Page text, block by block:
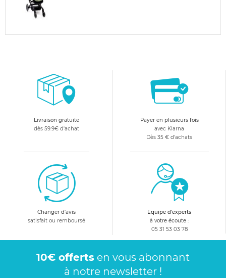
Livraison gratuite
dès 59.9€ d'achat
Payer en plusieurs fois
avec Klarna
Dès 35 € d'achats
Changer d'avis
satisfait ou remboursé
Equipe d'experts
à votre écoute :
05 31 53 03 78
10€ offerts en vous abonnant
à notre newsletter !